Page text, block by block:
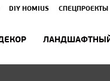
DIY HOMIUS СПЕЦПРОЕКТЫ